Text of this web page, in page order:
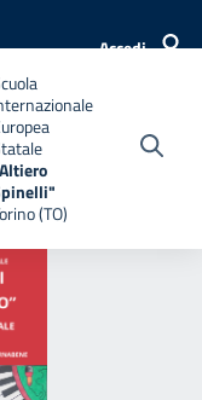
Accedi
(TO)